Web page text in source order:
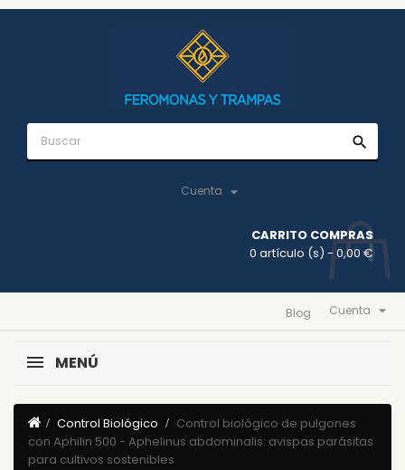
search
Cuenta 
CARRITO COMPRAS
0 artículo (s) - 0,00 €
Cuenta 
Blog
MENÚ
Control Biológico
Control biológico de pulgones
con Aphilin 500 - Aphelinus abdominalis: avispas parásitas
para cultivos sostenibles